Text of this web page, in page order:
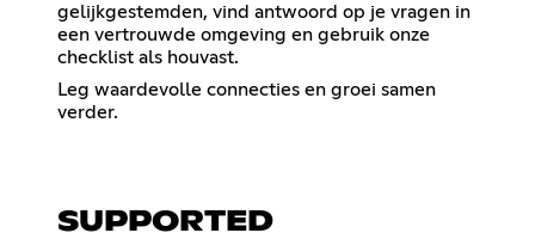
gelijkgestemden, vind antwoord op je vragen in
een vertrouwde omgeving en gebruik onze
checklist als houvast.
Leg waardevolle connecties en groei samen
verder.
SUPPORTED